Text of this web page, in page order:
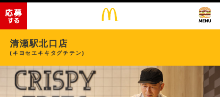
清瀬駅北口店
(キヨセエキキタグチテン)